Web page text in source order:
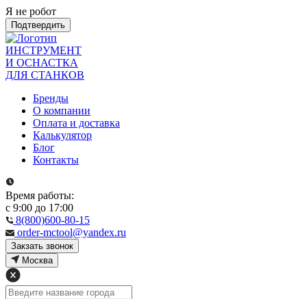
Я не робот
Подтвердить
ИНСТРУМЕНТ
И ОСНАСТКА
ДЛЯ СТАНКОВ
Бренды
О компании
Оплата и доставка
Калькулятор
Блог
Контакты
Время работы:
с 9:00 до 17:00
8(800)600-80-15
order-mctool@yandex.ru
Закзать звонок
Москва